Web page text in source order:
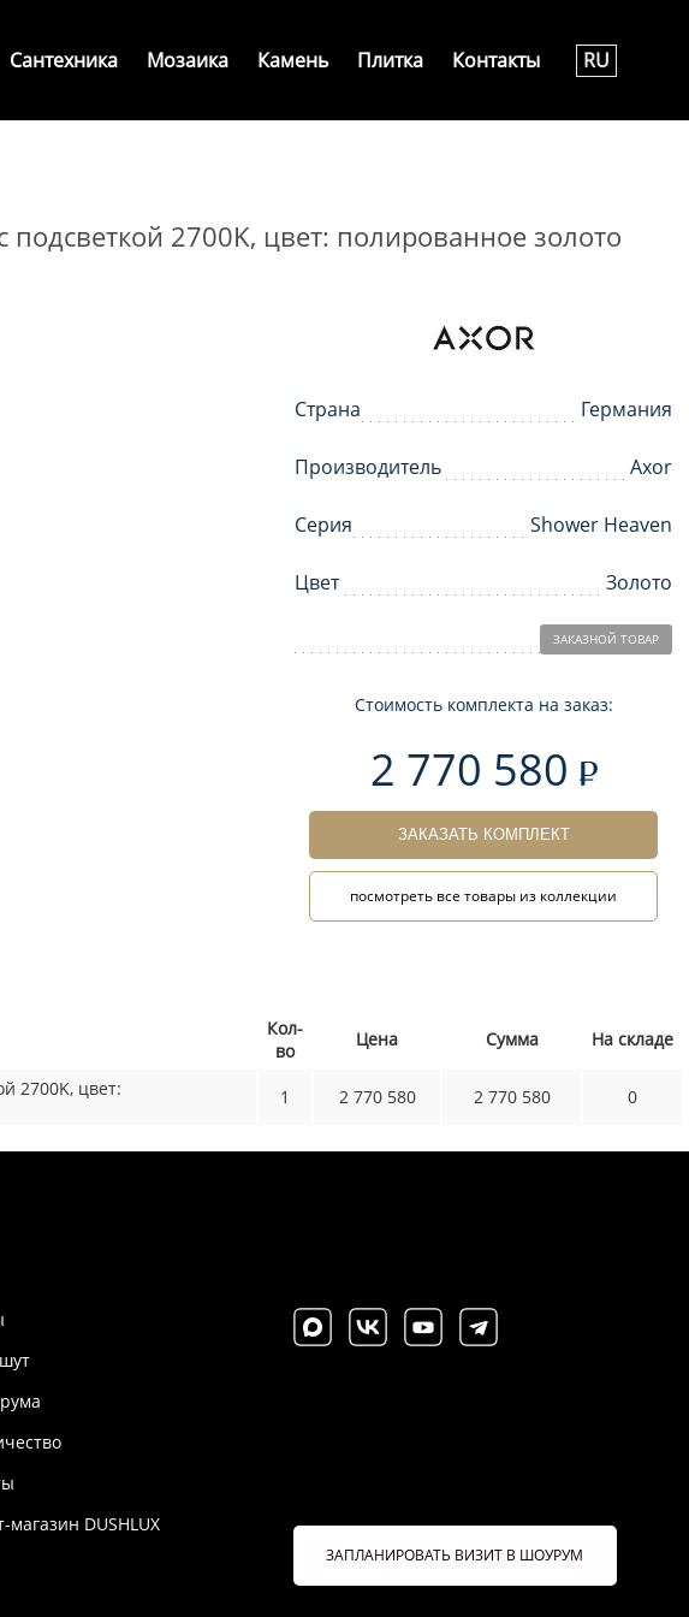
Сантехника Мозаика Камень Плитка Контакты RU
2700K, цвет: полированное золото
Страна Германия
Производитель Axor
Серия Shower Heaven
Цвет Золото
ЗАКАЗНОЙ ТОВАР
Стоимость комплекта на заказ:
2 770 580
ЗАКАЗАТЬ КОМПЛЕКТ
посмотреть все товары из коллекции
Кол-
во
Цена Сумма На складе
2700K, цвет: 1 2 770 580 2 770 580 0
магазин DUSHLUX
ЗАПЛАНИРОВАТЬ ВИЗИТ В ШОУРУМ